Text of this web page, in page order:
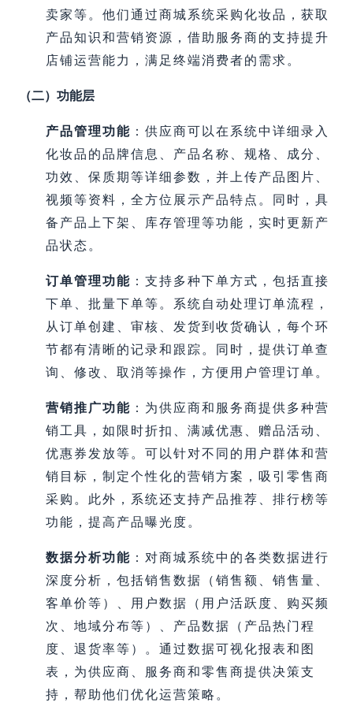
卖家等。他们通过商城系统采购化妆品，获取
产品知识和营销资源，借助服务商的支持提升
店铺运营能力，满足终端消费者的需求。
（二）功能层
产品管理功能 ：供应商可以在系统中详细录入
化妆品的品牌信息、产品名称、规格、成分、
功效、保质期等详细参数，并上传产品图片、
视频等资料，全方位展示产品特点。同时，具
备产品上下架、库存管理等功能，实时更新产
品状态。
订单管理功能 ：支持多种下单方式，包括直接
下单、批量下单等。系统自动处理订单流程，
从订单创建、审核、发货到收货确认，每个环
节都有清晰的记录和跟踪。同时，提供订单查
询、修改、取消等操作，方便用户管理订单。
营销推广功能 ：为供应商和服务商提供多种营
销工具，如限时折扣、满减优惠、赠品活动、
优惠券发放等。可以针对不同的用户群体和营
销目标，制定个性化的营销方案，吸引零售商
采购。此外，系统还支持产品推荐、排行榜等
功能，提高产品曝光度。
数据分析功能 ：对商城系统中的各类数据进行
深度分析，包括销售数据（销售额、销售量、
客单价等）、用户数据（用户活跃度、购买频
次、地域分布等）、产品数据（产品热门程
度、退货率等）。通过数据可视化报表和图
表，为供应商、服务商和零售商提供决策支
持，帮助他们优化运营策略。